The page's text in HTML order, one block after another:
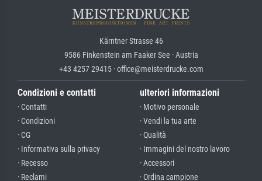
Kärntner Strasse 46
9586 Finkenstein am Faaker See · Austria
+43 4257 29415 · office@meisterdrucke.com
Condizioni e contatti
· Contatti
· Condizioni
· CG
· Informativa sulla privacy
· Recesso
· Reclami
ulteriori informazioni
· Motivo personale
· Vendi la tua arte
· Qualità
· Immagini del nostro lavoro
· Accessori
· Ordina campione